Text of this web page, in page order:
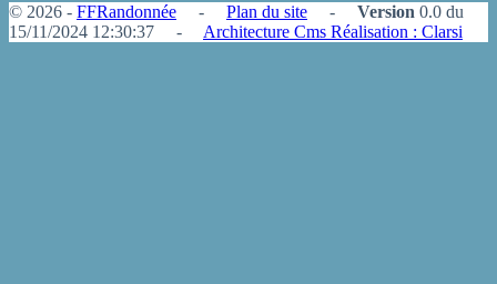
© 2026 - FFRandonnée - Plan du site - Version 0.0 du
15/11/2024 12:30:37 - Architecture Cms Réalisation : Clarsi